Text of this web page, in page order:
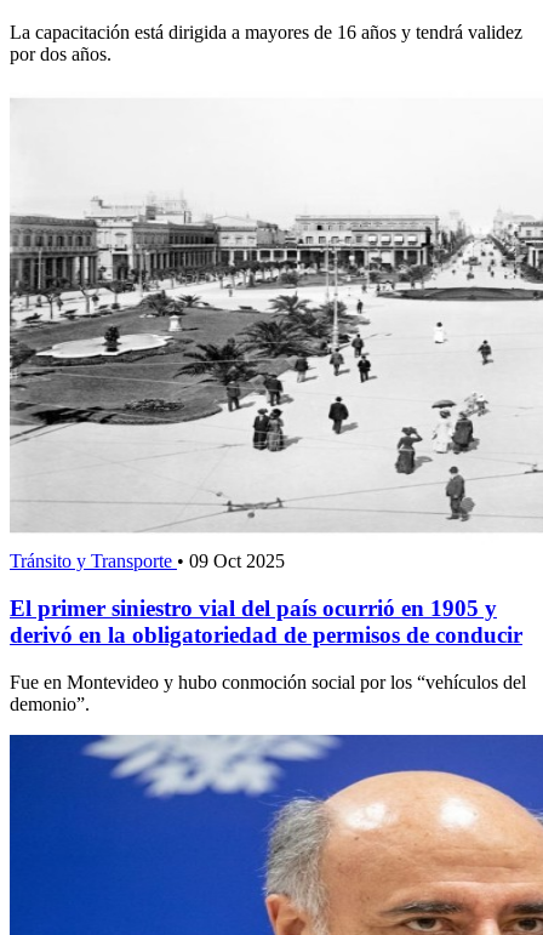
La capacitación está dirigida a mayores de 16 años y tendrá validez
por dos años.
Tránsito y Transporte • 09 Oct 2025
El primer siniestro vial del país ocurrió en 1905 y
derivó en la obligatoriedad de permisos de conducir
Fue en Montevideo y hubo conmoción social por los “vehículos del
demonio”.